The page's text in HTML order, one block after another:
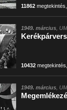
11862megtekintés
1949. március,
10432megtekintés
1949. március,